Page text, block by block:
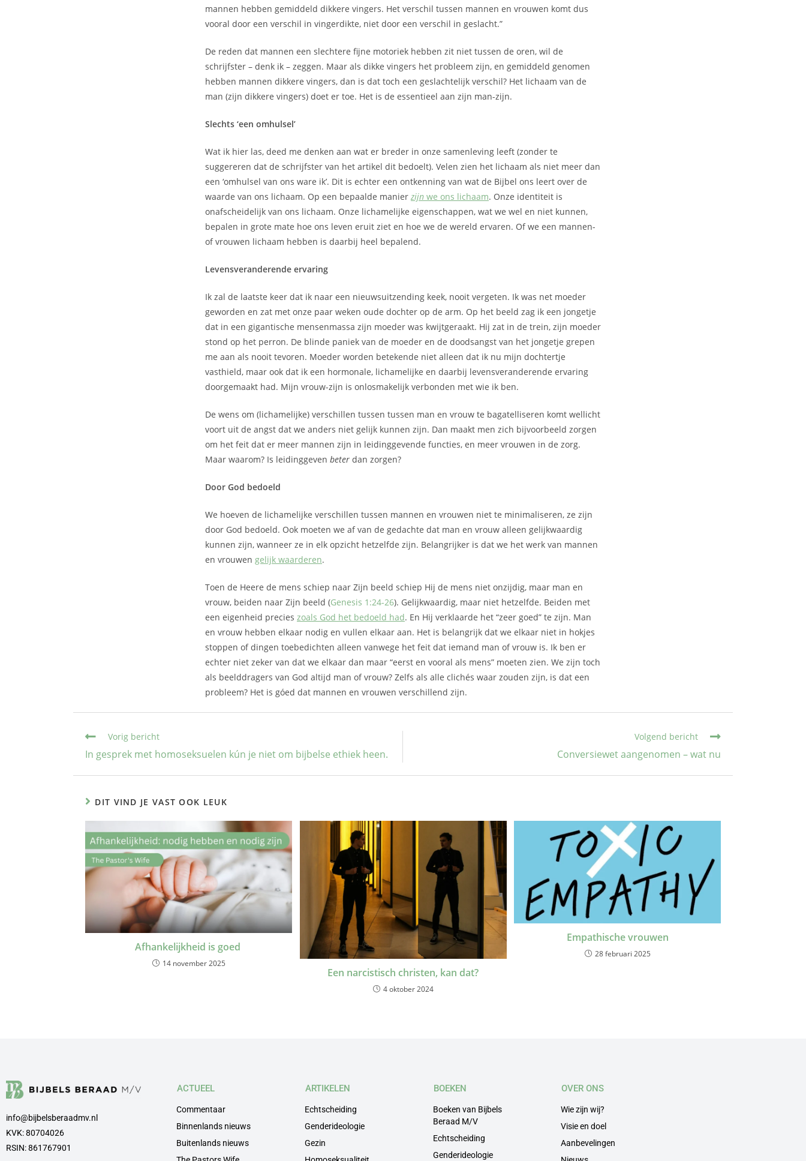
mannen hebben gemiddeld dikkere vingers. Het verschil tussen mannen en vrouwen komt dus
vooral door een verschil in vingerdikte, niet door een verschil in geslacht.”
De reden dat mannen een slechtere fijne motoriek hebben zit niet tussen de oren, wil de
schrijfster – denk ik – zeggen. Maar als dikke vingers het probleem zijn, en gemiddeld genomen
hebben mannen dikkere vingers, dan is dat toch een geslachtelijk verschil? Het lichaam van de
man (zijn dikkere vingers) doet er toe. Het is de essentieel aan zijn man-zijn.
Slechts ‘een omhulsel’
Wat ik hier las, deed me denken aan wat er breder in onze samenleving leeft (zonder te
suggereren dat de schrijfster van het artikel dit bedoelt). Velen zien het lichaam als niet meer dan
een ‘omhulsel van ons ware ik’. Dit is echter een ontkenning van wat de Bijbel ons leert over de
waarde van ons lichaam. Op een bepaalde manier zijn we ons lichaam. Onze identiteit is
onafscheidelijk van ons lichaam. Onze lichamelijke eigenschappen, wat we wel en niet kunnen,
bepalen in grote mate hoe ons leven eruit ziet en hoe we de wereld ervaren. Of we een mannen-
of vrouwen lichaam hebben is daarbij heel bepalend.
Levensveranderende ervaring
Ik zal de laatste keer dat ik naar een nieuwsuitzending keek, nooit vergeten. Ik was net moeder
geworden en zat met onze paar weken oude dochter op de arm. Op het beeld zag ik een jongetje
dat in een gigantische mensenmassa zijn moeder was kwijtgeraakt. Hij zat in de trein, zijn moeder
stond op het perron. De blinde paniek van de moeder en de doodsangst van het jongetje grepen
me aan als nooit tevoren. Moeder worden betekende niet alleen dat ik nu mijn dochtertje
vasthield, maar ook dat ik een hormonale, lichamelijke en daarbij levensveranderende ervaring
doorgemaakt had. Mijn vrouw-zijn is onlosmakelijk verbonden met wie ik ben.
De wens om (lichamelijke) verschillen tussen tussen man en vrouw te bagatelliseren komt wellicht
voort uit de angst dat we anders niet gelijk kunnen zijn. Dan maakt men zich bijvoorbeeld zorgen
om het feit dat er meer mannen zijn in leidinggevende functies, en meer vrouwen in de zorg.
Maar waarom? Is leidinggeven beter dan zorgen?
Door God bedoeld
We hoeven de lichamelijke verschillen tussen mannen en vrouwen niet te minimaliseren, ze zijn
door God bedoeld. Ook moeten we af van de gedachte dat man en vrouw alleen gelijkwaardig
kunnen zijn, wanneer ze in elk opzicht hetzelfde zijn. Belangrijker is dat we het werk van mannen
en vrouwen gelijk waarderen.
Toen de Heere de mens schiep naar Zijn beeld schiep Hij de mens niet onzijdig, maar man en
vrouw, beiden naar Zijn beeld (Genesis 1:24-26). Gelijkwaardig, maar niet hetzelfde. Beiden met
een eigenheid precies zoals God het bedoeld had. En Hij verklaarde het “zeer goed” te zijn. Man
en vrouw hebben elkaar nodig en vullen elkaar aan. Het is belangrijk dat we elkaar niet in hokjes
stoppen of dingen toebedichten alleen vanwege het feit dat iemand man of vrouw is. Ik ben er
echter niet zeker van dat we elkaar dan maar “eerst en vooral als mens” moeten zien. We zijn toch
als beelddragers van God altijd man of vrouw? Zelfs als alle clichés waar zouden zijn, is dat een
probleem? Het is góed dat mannen en vrouwen verschillend zijn.
Vorig bericht
In gesprek met homoseksuelen kún je niet om bijbelse ethiek heen.
Volgend bericht
Conversiewet aangenomen – wat nu
DIT VIND JE VAST OOK LEUK
Afhankelijkheid is goed
14 november 2025
Een narcistisch christen, kan dat?
4 oktober 2024
Empathische vrouwen
28 februari 2025
info@bijbelsberaadmv.nl
KVK: 80704026
RSIN: 861767901
ACTUEEL
Commentaar
Binnenlands nieuws
Buitenlands nieuws
ARTIKELEN
Echtscheiding
Genderideologie
Gezin
BOEKEN
Boeken van Bijbels
Beraad M/V
Echtscheiding
Genderideologie
OVER ONS
Wie zijn wij?
Visie en doel
Aanbevelingen